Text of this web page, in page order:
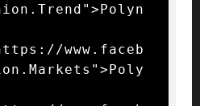
www.faceb